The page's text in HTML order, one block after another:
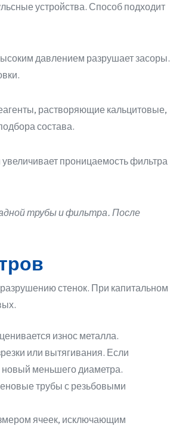
устройства. Способ подходит
давлением разрушает засоры.
растворяющие кальцитовые,
состава.
проницаемость фильтра
трубы и фильтра. После
стенок. При капитальном
износ металла.
или вытягивания. Если
новый меньшего диаметра.
трубы с резьбовыми
ячеек, исключающим